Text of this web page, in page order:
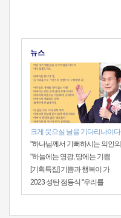
뉴스
크게 웃으실 날을 기다리나이다
"하나님께서 기뻐하시는 의인의
"하늘에는 영광, 땅에는 기쁨
[기획특집] 기쁨과 행복이 가
2023 성탄 점등식 "우리를